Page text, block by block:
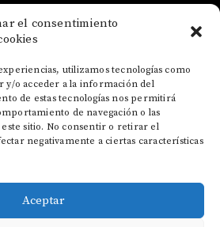
el consentimiento
utilizamos tecnologías como
y/o acceder a la información del
de estas tecnologías nos permitirá
de navegación o las
sitio. No consentir o retirar el
negativamente a ciertas características
Aceptar